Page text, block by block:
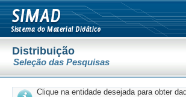
Distribuição
Seleção das Pesquisas
Clique na entidade desejada para obter